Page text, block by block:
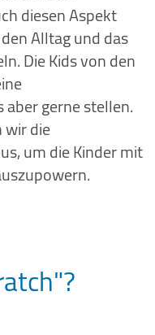
diesen Aspekt
Alltag und das
Die Kids von den
gerne stellen.
die
um die Kinder mit